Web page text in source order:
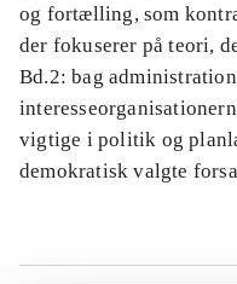
og fortælling, som
der fokuserer på teori,
Bd.2: bag
vigtige i politik og
demokratisk valgte